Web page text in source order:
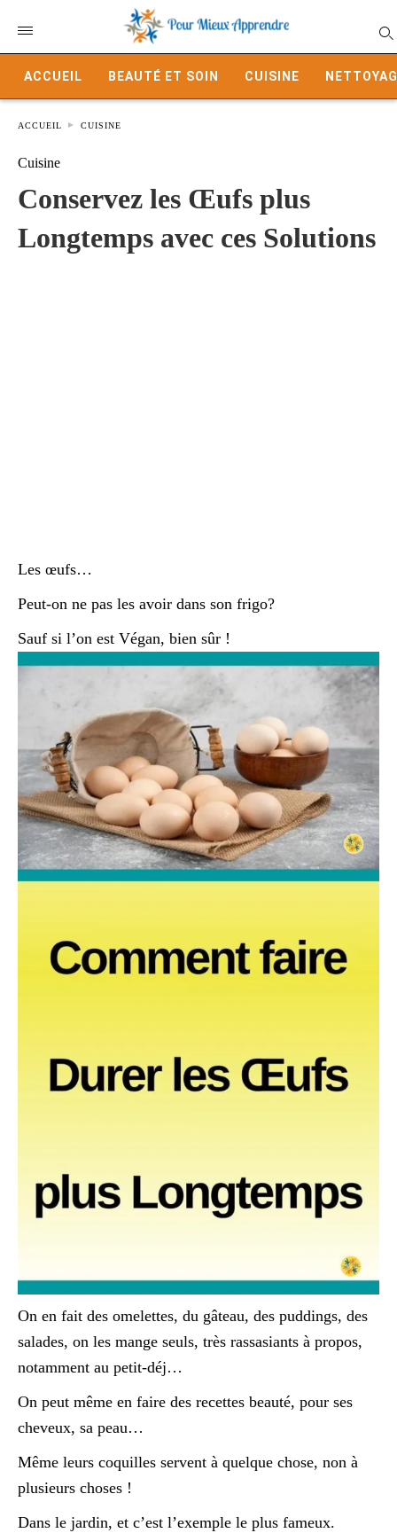
ACCUEIL BEAUTÉ ET SOIN CUISINE
ACCUEIL CUISINE
Cuisine
Conservez les Œufs plus
Longtemps avec ces Solutions
Les œufs…
Peut-on ne pas les avoir dans son frigo?
Sauf si l’on est Végan, bien sûr !
On en fait des omelettes, du gâteau, des puddings, des
salades, on les mange seuls, très rassasiants à propos,
notamment au petit-déj…
On peut même en faire des recettes beauté, pour ses
cheveux, sa peau…
Même leurs coquilles servent à quelque chose, non à
plusieurs choses !
Dans le jardin, et c’est l’exemple le plus fameux.